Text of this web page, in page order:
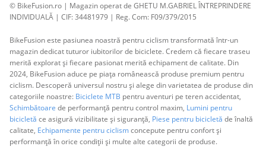
© BikeFusion.ro | Magazin operat de GHETU M.GABRIEL ÎNTREPRINDERE
INDIVIDUALĂ | CIF: 34481979 | Reg. Com: F09/379/2015
BikeFusion este pasiunea noastră pentru ciclism transformată într-un
magazin dedicat tuturor iubitorilor de biciclete. Credem că fiecare traseu
merită explorat și fiecare pasionat merită echipament de calitate. Din
2024, BikeFusion aduce pe piața românească produse premium pentru
ciclism. Descoperă universul nostru și alege din varietatea de produse din
categoriile noastre: Biciclete MTB pentru aventuri pe teren accidentat,
Schimbătoare de performanță pentru control maxim, Lumini pentru
bicicletă ce asigură vizibilitate și siguranță, Piese pentru bicicletă de înaltă
calitate, Echipamente pentru ciclismconcepute pentru confort și
performanță în orice condiții și multe alte categorii de produse.